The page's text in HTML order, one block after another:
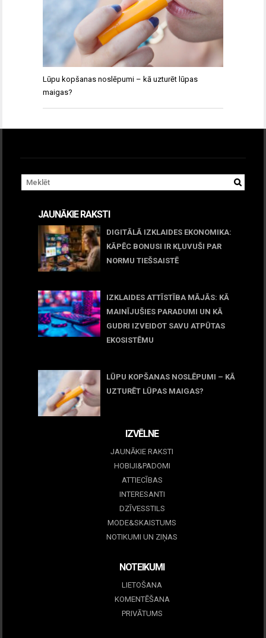
Lūpu kopšanas noslēpumi – kā uzturēt lūpas
maigas?
JAUNĀKIE RAKSTI
DIGITĀLĀ IZKLAIDES EKONOMIKA:
KĀPĒC BONUSI IR KĻUVUŠI PAR
NORMU TIEŠSAISTĒ
IZKLAIDES ATTĪSTĪBA MĀJĀS: KĀ
MAINĪJUŠIES PARADUMI UN KĀ
GUDRI IZVEIDOT SAVU ATPŪTAS
EKOSISTĒMU
LŪPU KOPŠANAS NOSLĒPUMI – KĀ
UZTURĒT LŪPAS MAIGAS?
IZVĒLNE
JAUNĀKIE RAKSTI
HOBIJI&PADOMI
ATTIECĪBAS
INTERESANTI
DZĪVESSTILS
MODE&SKAISTUMS
NOTIKUMI UN ZIŅAS
NOTEIKUMI
LIETOŠANA
KOMENTĒŠANA
PRIVĀTUMS